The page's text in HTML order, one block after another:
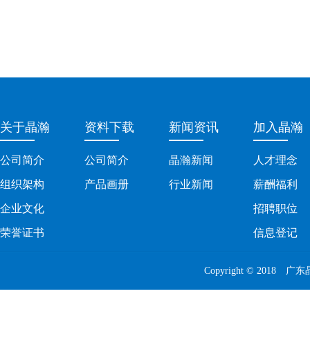
关于晶瀚
公司简介
组织架构
企业文化
荣誉证书
资料下载
公司简介
产品画册
新闻资讯
晶瀚新闻
行业新闻
加入晶瀚
人才理念
薪酬福利
招聘职位
信息登记
Copyright © 2018 广